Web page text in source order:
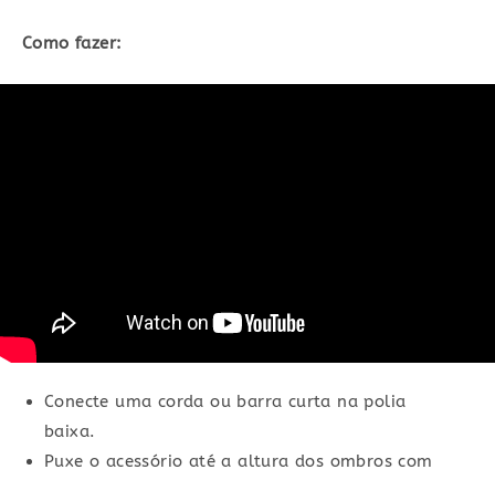
Como fazer:
Conecte uma corda ou barra curta na polia
baixa.
Puxe o acessório até a altura dos ombros com